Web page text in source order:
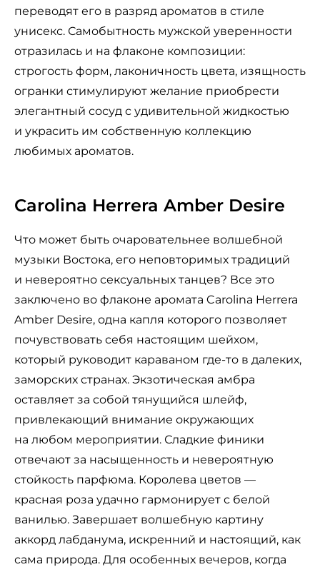
переводят его в разряд ароматов в стиле
унисекс. Самобытность мужской уверенности
отразилась и на флаконе композиции:
строгость форм, лаконичность цвета, изящность
огранки стимулируют желание приобрести
элегантный сосуд с удивительной жидкостью
и украсить им собственную коллекцию
любимых ароматов.
Carolina Herrera Amber Desire
Что может быть очаровательнее волшебной
музыки Востока, его неповторимых традиций
и невероятно сексуальных танцев? Все это
заключено во флаконе аромата Carolina Herrera
Amber Desire, одна капля которого позволяет
почувствовать себя настоящим шейхом,
который руководит караваном где-то в далеких,
заморских странах. Экзотическая амбра
оставляет за собой тянущийся шлейф,
привлекающий внимание окружающих
на любом мероприятии. Сладкие финики
отвечают за насыщенность и невероятную
стойкость парфюма. Королева цветов —
красная роза удачно гармонирует с белой
ванилью. Завершает волшебную картину
аккорд лабданума, искренний и настоящий, как
сама природа. Для особенных вечеров, когда